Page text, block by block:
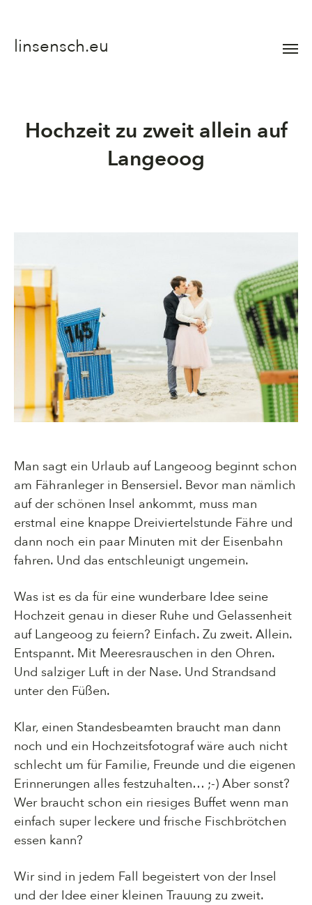
linsensch.eu
Menü
Hochzeit zu zweit allein auf
Langeoog
Man sagt ein Urlaub auf Langeoog beginnt schon
am Fähranleger in Bensersiel. Bevor man nämlich
auf der schönen Insel ankommt, muss man
erstmal eine knappe Dreiviertelstunde Fähre und
dann noch ein paar Minuten mit der Eisenbahn
fahren. Und das entschleunigt ungemein.
Was ist es da für eine wunderbare Idee seine
Hochzeit genau in dieser Ruhe und Gelassenheit
auf Langeoog zu feiern? Einfach. Zu zweit. Allein.
Entspannt. Mit Meeresrauschen in den Ohren.
Und salziger Luft in der Nase. Und Strandsand
unter den Füßen.
Klar, einen Standesbeamten braucht man dann
noch und ein Hochzeitsfotograf wäre auch nicht
schlecht um für Familie, Freunde und die eigenen
Erinnerungen alles festzuhalten… ;-) Aber sonst?
Wer braucht schon ein riesiges Buffet wenn man
einfach super leckere und frische Fischbrötchen
essen kann?
Wir sind in jedem Fall begeistert von der Insel
und der Idee einer kleinen Trauung zu zweit.